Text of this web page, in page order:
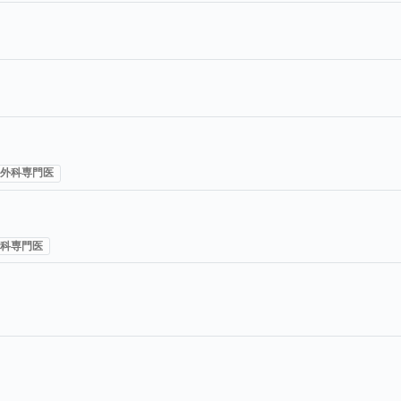
科専門医
専門医